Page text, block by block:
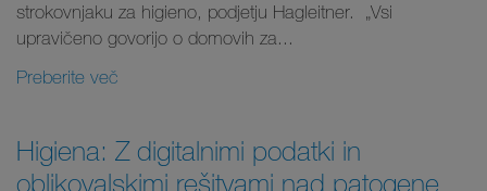
strokovnjaku za higieno, podjetju Hagleitner. „Vsi
upravičeno govorijo o domovih za...
Preberite več
Higiena: Z digitalnimi podatki in
oblikovalskimi rešitvami nad patogene